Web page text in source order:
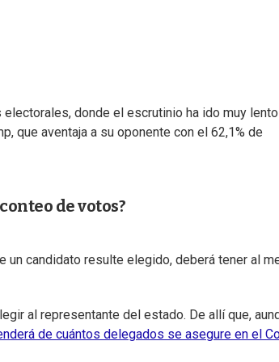
donde el escrutinio ha ido muy lento
que aventaja a su oponente con el 62,1% de
de votos?
un candidato resulte elegido, deberá tener al
al representante del estado. De allí que,
de cuántos delegados se asegure en el